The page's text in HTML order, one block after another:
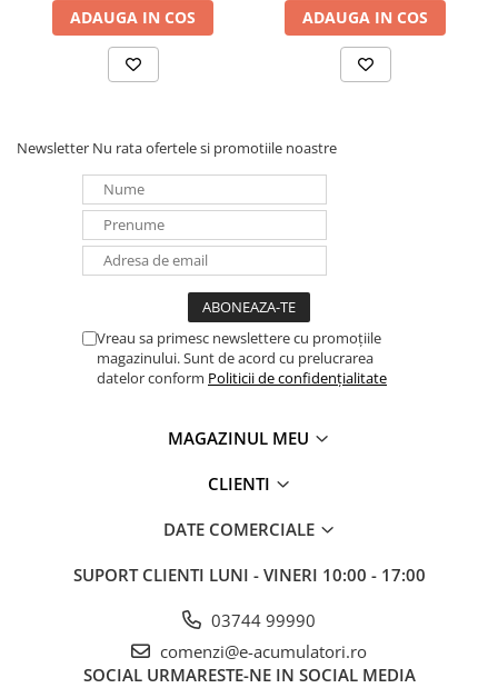
Acumulatori
Sisteme de prindere
Statii de incarcare EV
Pompe de caldura
ADAUGA IN COS ADAUGA IN COS
Newsletter Nu rata ofertele si promotiile noastre
Vreau sa primesc newslettere cu promoțiile
magazinului. Sunt de acord cu prelucrarea
datelor conform Politicii de confidențialitate
MAGAZINUL MEU
CLIENTI
DATE COMERCIALE
SUPORT CLIENTI LUNI - VINERI 10:00 - 17:00
03744 99990
comenzi@e-acumulatori.ro
SOCIAL URMARESTE-NE IN SOCIAL MEDIA